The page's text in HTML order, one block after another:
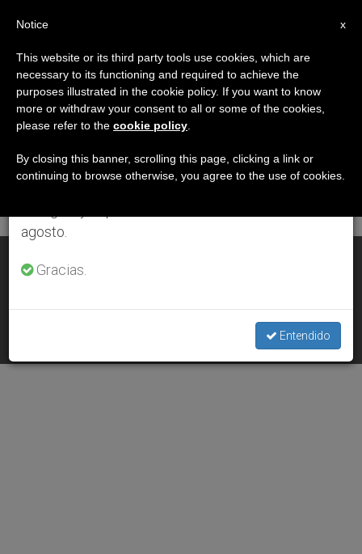
DÍA
Septiembre 21st, 2012
ÚLTIMAS NOTICIAS
SEP 21, 2012 00:00
×
Aviso importante
Del 27 de julio al 7 de agosto haremos la pausa
anual, aprovechando que en el periodo de verano
se generan menos informaciones y también el
agosto.
Gracias.
Entendido
x
Notice
This website or its third party tools use cookies, which are
necessary to its functioning and required to achieve the
purposes illustrated in the cookie policy. If you want to know
more or withdraw your consent to all or some of the cookies,
please refer to the cookie policy
By closing this banner, scrolling this page, clicking a link or
continuing to browse otherwise, you agree to the use of cookies.